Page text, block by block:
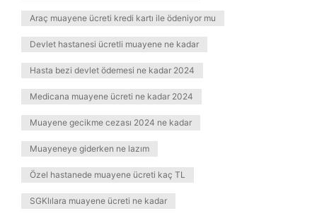
Araç muayene ücreti kredi kartı ile ödeniyor mu
Devlet hastanesi ücretli muayene ne kadar
Hasta bezi devlet ödemesi ne kadar 2024
Medicana muayene ücreti ne kadar 2024
Muayene gecikme cezası 2024 ne kadar
Muayeneye giderken ne lazım
Özel hastanede muayene ücreti kaç TL
SGKlılara muayene ücreti ne kadar